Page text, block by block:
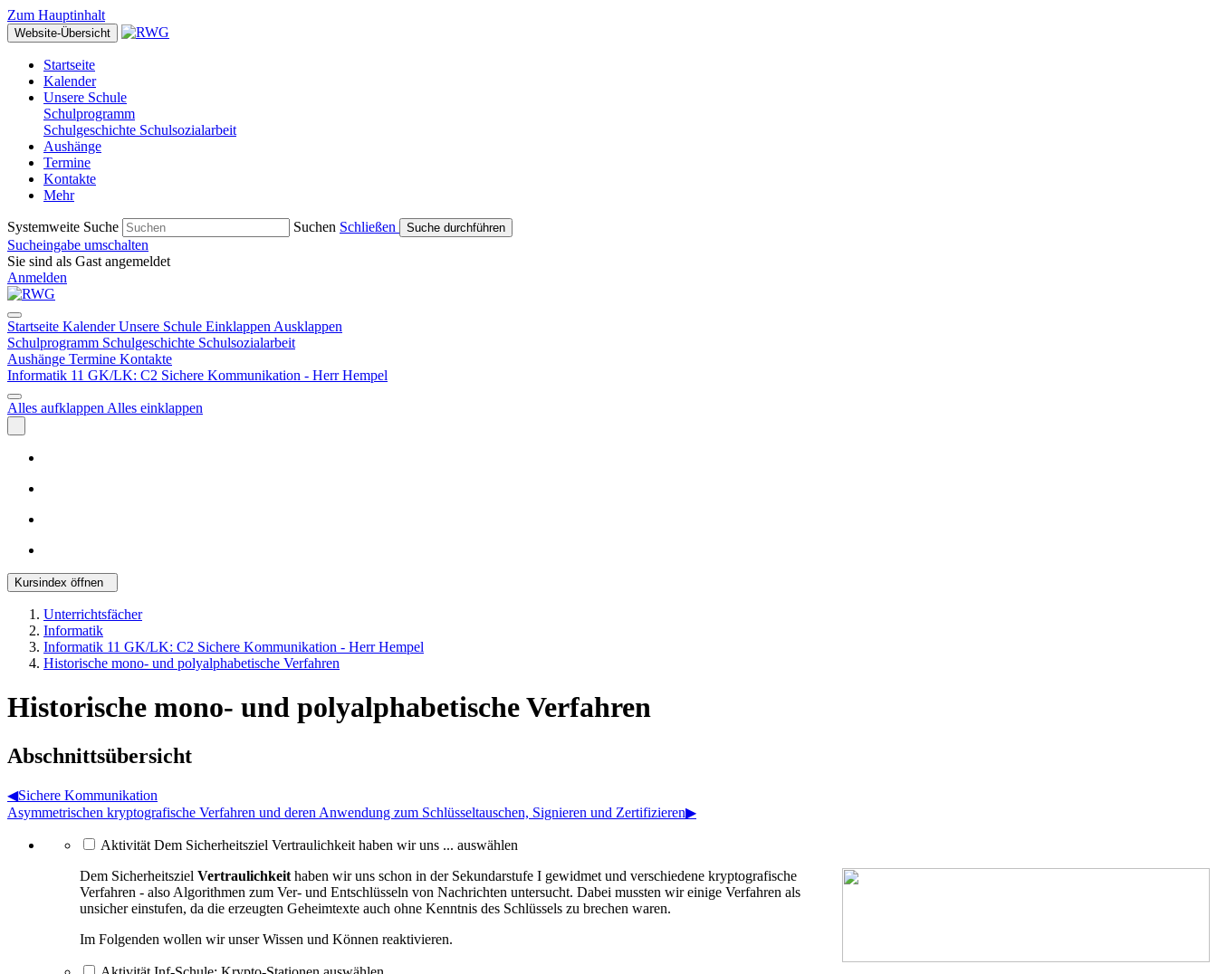
Zum Hauptinhalt
Website-Übersicht
Startseite
Kalender
Unsere Schule
Schulprogramm
Schulgeschichte Schulsozialarbeit
Aushänge
Termine
Kontakte
Mehr
Systemweite Suche Suchen Schließen Suche durchführen
Sucheingabe umschalten
Sie sind als Gast angemeldet
Anmelden
Startseite KalenderUnsere Schule Einklappen Ausklappen
Schulprogramm Schulgeschichte Schulsozialarbeit
Aushänge Termine Kontakte
Informatik 11 GK/LK: C2 Sichere Kommunikation - Herr Hempel
Alles aufklappen Alles einklappen
Kursindex öffnen
Unterrichtsfächer
Informatik
Informatik 11 GK/LK: C2 Sichere Kommunikation - Herr Hempel
Historische mono- und polyalphabetische Verfahren
Historische mono- und polyalphabetische Verfahren
Abschnittsübersicht
◀︎Sichere Kommunikation
Asymmetrischen kryptografische Verfahren und deren Anwendung zum Schlüsseltauschen, Signieren und Zertifizieren▶︎
Aktivität Dem Sicherheitsziel Vertraulichkeit haben wir uns ... auswählen
Dem Sicherheitsziel Vertraulichkeit haben wir uns schon in der Sekundarstufe I gewidmet und verschiedene kryptografische
Verfahren - also Algorithmen zum Ver- und Entschlüsseln von Nachrichten untersucht. Dabei mussten wir einige Verfahren als
unsicher einstufen, da die erzeugten Geheimtexte auch ohne Kenntnis des Schlüssels zu brechen waren.
Im Folgenden wollen wir unser Wissen und Können reaktivieren.